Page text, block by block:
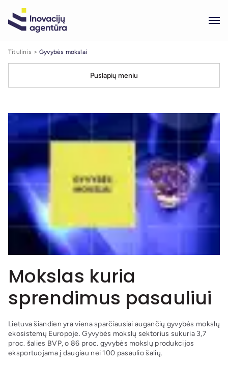
Titulinis Gyvybės mokslai
Puslapių meniu
Mokslas kuria
sprendimus pasauliui
Lietuva šiandien yra viena sparčiausiai augančių gyvybės mokslų
ekosistemų Europoje. Gyvybės mokslų sektorius sukuria 3,7
proc. šalies BVP, o 86 proc. gyvybės mokslų produkcijos
eksportuojama į daugiau nei 100 pasaulio šalių.